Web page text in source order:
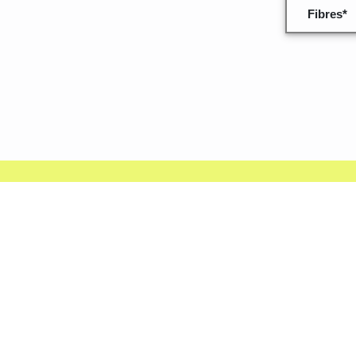
Fibres*